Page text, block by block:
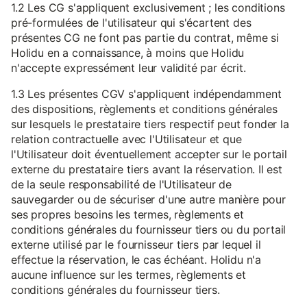
1.2 Les CG s'appliquent exclusivement ; les conditions
pré-formulées de l'utilisateur qui s'écartent des
présentes CG ne font pas partie du contrat, même si
Holidu en a connaissance, à moins que Holidu
n'accepte expressément leur validité par écrit.
1.3 Les présentes CGV s'appliquent indépendamment
des dispositions, règlements et conditions générales
sur lesquels le prestataire tiers respectif peut fonder la
relation contractuelle avec l'Utilisateur et que
l'Utilisateur doit éventuellement accepter sur le portail
externe du prestataire tiers avant la réservation. Il est
de la seule responsabilité de l'Utilisateur de
sauvegarder ou de sécuriser d'une autre manière pour
ses propres besoins les termes, règlements et
conditions générales du fournisseur tiers ou du portail
externe utilisé par le fournisseur tiers par lequel il
effectue la réservation, le cas échéant. Holidu n'a
aucune influence sur les termes, règlements et
conditions générales du fournisseur tiers.